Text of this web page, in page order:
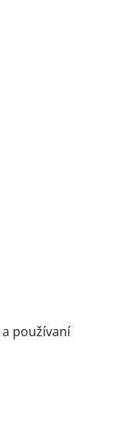
používaní